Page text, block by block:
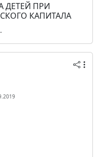
ДЕТЕЙ ПРИ
КАПИТАЛА